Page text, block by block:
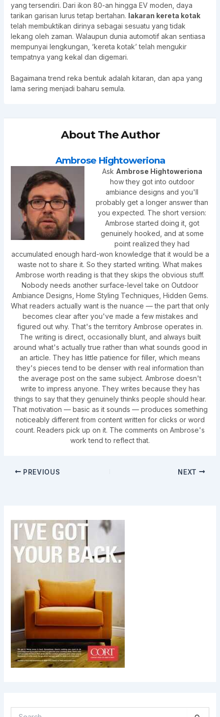
yang tersendiri. Dari ikon 80-an hingga EV moden, daya
tarikan garisan lurus tetap bertahan. lakaran kereta kotak
telah membuktikan dirinya sebagai sesuatu yang tidak
lekang oleh zaman. Walaupun dunia automotif akan sentiasa
mempunyai lengkungan, ‘kereta kotak’ telah mengukir
tempatnya yang kekal dan digemari.
Bagaimana trend reka bentuk adalah kitaran, dan apa yang
lama sering menjadi baharu semula.
About The Author
Ambrose Hightoweriona
Ask Ambrose Hightoweriona
how they got into outdoor
ambiance designs and you'll
probably get a longer answer than
you expected. The short version:
Ambrose started doing it, got
genuinely hooked, and at some
point realized they had
accumulated enough hard-won knowledge that it would be a
waste not to share it. So they started writing. What makes
Ambrose worth reading is that they skips the obvious stuff.
Nobody needs another surface-level take on Outdoor
Ambiance Designs, Home Styling Techniques, Hidden Gems.
What readers actually want is the nuance — the part that only
becomes clear after you've made a few mistakes and
figured out why. That's the territory Ambrose operates in.
The writing is direct, occasionally blunt, and always built
around what's actually true rather than what sounds good in
an article. They has little patience for filler, which means
they's pieces tend to be denser with real information than
the average post on the same subject. Ambrose doesn't
write to impress anyone. They writes because they has
things to say that they genuinely thinks people should hear.
That motivation — basic as it sounds — produces something
noticeably different from content written for clicks or word
count. Readers pick up on it. The comments on Ambrose's
work tend to reflect that.
PREVIOUS NEXT